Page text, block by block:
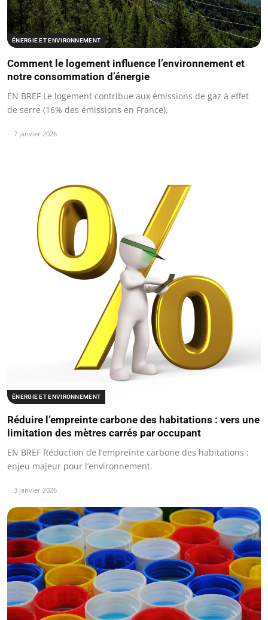
ÉNERGIE ET ENVIRONNEMENT
Comment le logement influence l’environnement et
notre consommation d’énergie
EN BREF Le logement contribue aux émissions de gaz à effet
de serre (16% des émissions en France).
7 janvier 2026
ÉNERGIE ET ENVIRONNEMENT
Réduire l’empreinte carbone des habitations : vers une
limitation des mètres carrés par occupant
EN BREF Réduction de l’empreinte carbone des habitations :
enjeu majeur pour l’environnement.
3 janvier 2026